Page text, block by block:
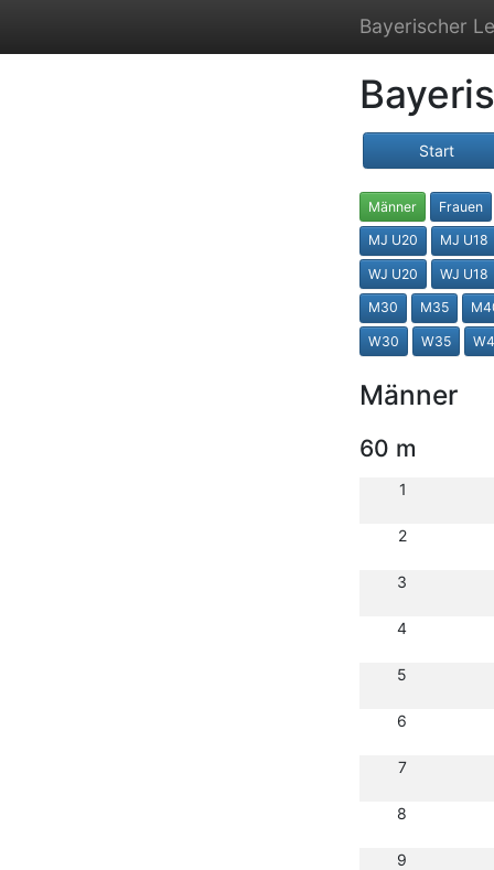
Bayerischer
Start
Männer Frauen
MJ U20 MJ U18
WJ U20 WJ U18
M30 M35
W30 W35
Männer
60 m
1
2
3
4
5
6
7
8
9